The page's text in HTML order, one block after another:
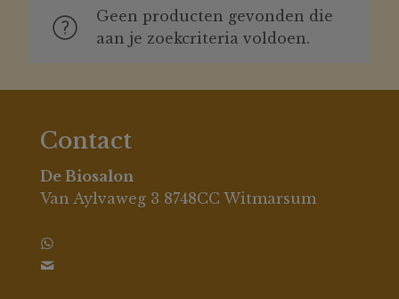
Geen producten gevonden die
aan je zoekcriteria voldoen.
Contact
De Biosalon
Van Aylvaweg 3 8748CC Witmarsum